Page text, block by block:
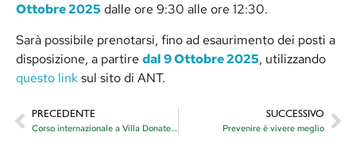
Ottobre 2025 dalle ore 9:30 alle ore 12:30.
Sarà possibile prenotarsi, fino ad esaurimento dei posti a
disposizione, a partire dal 9 Ottobre 2025, utilizzando
questo linksul sito di ANT.
PRECEDENTE
Corso internazionale a Villa Donatello: aggiornamenti sulle tecnologie laser per dermatologia
SUCCESSIVO
Prevenire è vivere meglio